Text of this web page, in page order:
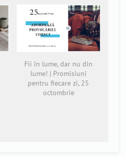
Fii în lume, dar nu din
lume! | Promisiuni
pentru fiecare zi, 25
octombrie